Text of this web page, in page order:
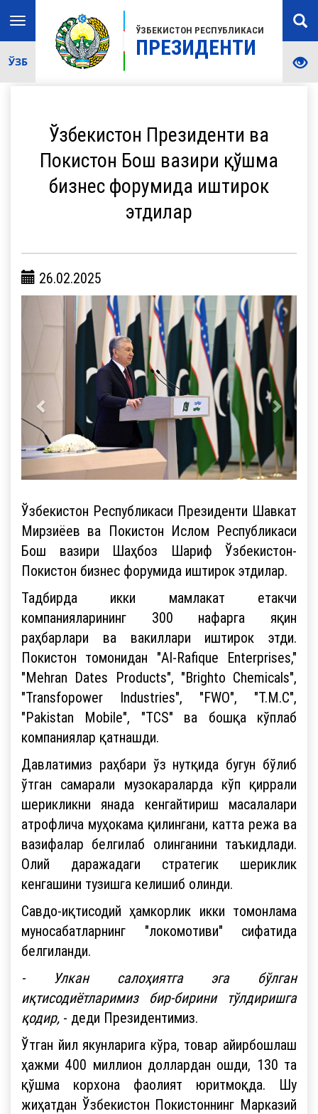
ЎЗБЕКИСТОН РЕСПУБЛИКАСИ
ПРЕЗИДЕНТИ
Toggle
navigation
ЎЗБ
Ўзбекистон Президенти ва
Покистон Бош вазири қўшма
бизнес форумида иштирок
этдилар
26.02.2025
Ўзбекистон Республикаси Президенти Шавкат
Мирзиёев ва Покистон Ислом Республикаси
Бош вазири Шаҳбоз Шариф Ўзбекистон-
Покистон бизнес форумида иштирок этдилар.
Тадбирда икки мамлакат етакчи
компанияларининг 300 нафарга яқин
раҳбарлари ва вакиллари иштирок этди.
Покистон томонидан "Al-Rafique Enterprises,"
"Mehran Dates Products", "Brighto Chemicals",
"Transfopower Industries", "FWO", "T.M.C",
"Pakistan Mobile", "TCS" ва бошқа кўплаб
компаниялар қатнашди.
Давлатимиз раҳбари ўз нутқида бугун бўлиб
ўтган самарали музокараларда кўп қиррали
шерикликни янада кенгайтириш масалалари
атрофлича муҳокама қилингани, катта режа ва
вазифалар белгилаб олинганини таъкидлади.
Олий даражадаги стратегик шериклик
кенгашини тузишга келишиб олинди.
Савдо-иқтисодий ҳамкорлик икки томонлама
муносабатларнинг "локомотиви" сифатида
белгиланди.
- Улкан салоҳиятга эга бўлган
иқтисодиётларимиз бир-бирини тўлдиришга
қодир, - деди Президентимиз.
Ўтган йил якунларига кўра, товар айирбошлаш
ҳажми 400 миллион доллардан ошди, 130 та
қўшма корхона фаолият юритмоқда. Шу
жиҳатдан Ўзбекистон Покистоннинг Марказий